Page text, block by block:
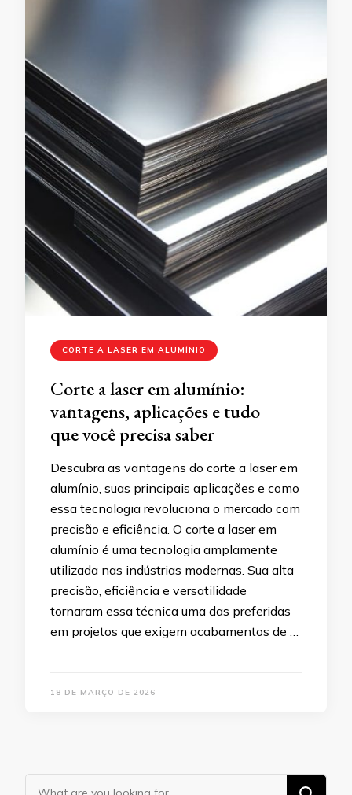
CORTE A LASER EM ALUMÍNIO
Corte a laser em alumínio:
vantagens, aplicações e tudo
que você precisa saber
Descubra as vantagens do corte a laser em
alumínio, suas principais aplicações e como
essa tecnologia revoluciona o mercado com
precisão e eficiência. O corte a laser em
alumínio é uma tecnologia amplamente
utilizada nas indústrias modernas. Sua alta
precisão, eficiência e versatilidade
tornaram essa técnica uma das preferidas
em projetos que exigem acabamentos de …
18 DE MARÇO DE 2026
Looking